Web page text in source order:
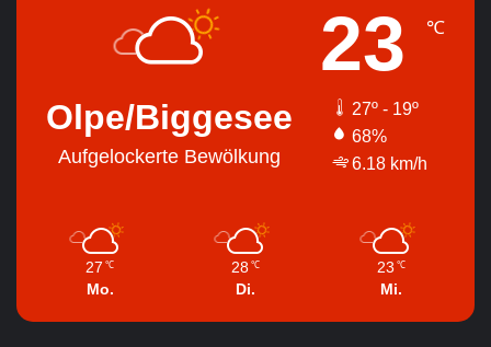
Olpe/Biggesee
Aufgelockerte Bewölkung
23 ℃
27º - 19º
68%
6.18 km/h
27 ℃
Mo.
28 ℃
Di.
23 ℃
Mi.